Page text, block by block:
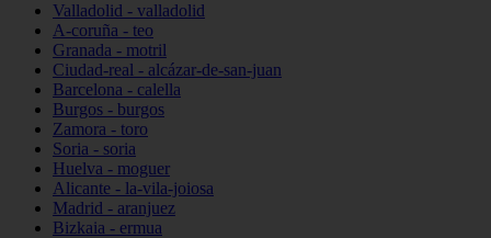
Valladolid - valladolid
A-coruña - teo
Granada - motril
Ciudad-real - alcázar-de-san-juan
Barcelona - calella
Burgos - burgos
Zamora - toro
Soria - soria
Huelva - moguer
Alicante - la-vila-joiosa
Madrid - aranjuez
Bizkaia - ermua